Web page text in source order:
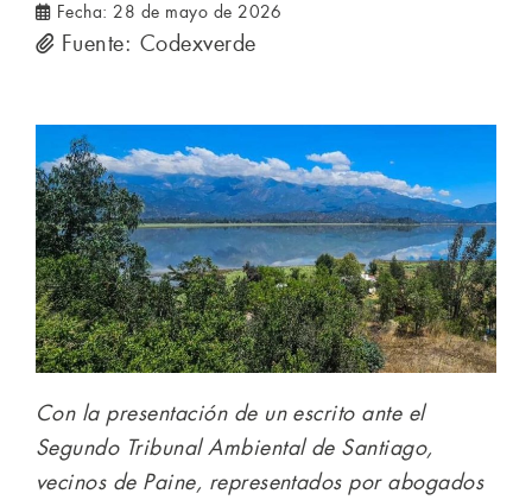
Fecha: 28 de mayo de 2026
Fuente: Codexverde
Con la presentación de un escrito ante el
Segundo Tribunal Ambiental de Santiago,
vecinos de Paine, representados por abogados